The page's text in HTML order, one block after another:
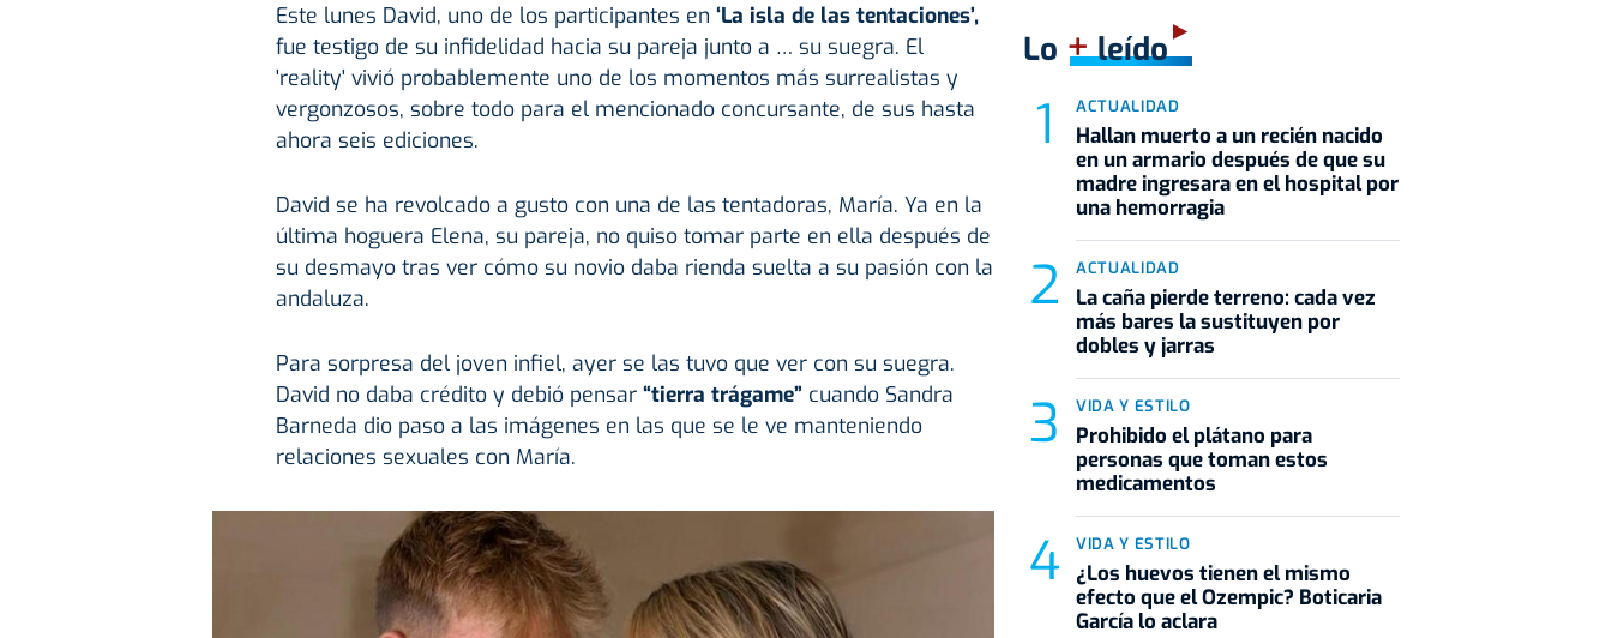
Este lunes David, uno de los participantes en ‘La isla de las tentaciones’,
fue testigo de su infidelidad hacia su pareja junto a … su suegra. El
'reality' vivió probablemente uno de los momentos más surrealistas y
vergonzosos, sobre todo para el mencionado concursante, de sus hasta
ahora seis ediciones.
David se ha revolcado a gusto con una de las tentadoras, María. Ya en la
última hoguera Elena, su pareja, no quiso tomar parte en ella después de
su desmayo tras ver cómo su novio daba rienda suelta a su pasión con la
andaluza.
Para sorpresa del joven infiel, ayer se las tuvo que ver con su suegra.
David no daba crédito y debió pensar “tierra trágame” cuando Sandra
Barneda dio paso a las imágenes en las que se le ve manteniendo
relaciones sexuales con María.
Lo +leído
ACTUALIDAD
Hallan muerto a un recién nacido
en un armario después de que su
madre ingresara en el hospital por
una hemorragia
ACTUALIDAD
La caña pierde terreno: cada vez
más bares la sustituyen por
dobles y jarras
VIDA Y ESTILO
Prohibido el plátano para
personas que toman estos
medicamentos
VIDA Y ESTILO
¿Los huevos tienen el mismo
efecto que el Ozempic? Boticaria
García lo aclara